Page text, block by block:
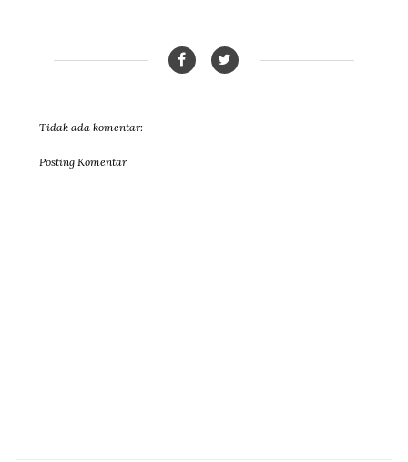
Tidak ada komentar:
Posting Komentar